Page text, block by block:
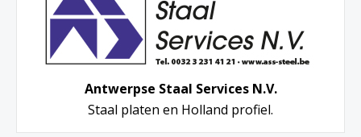
Antwerpse Staal Services N.V.
Staal platen en Holland profiel.